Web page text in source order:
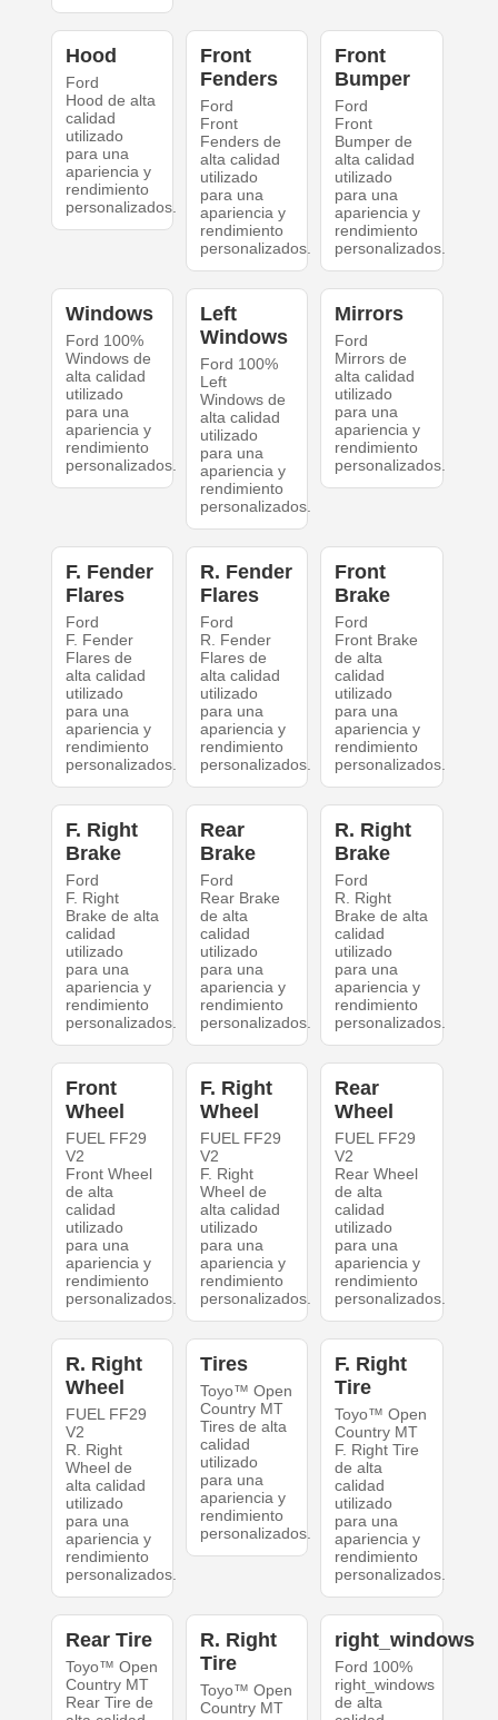
Hood
Ford
Hood de alta
calidad
utilizado
para una
apariencia y
rendimiento
personalizados.
Front
Fenders
Ford
Front
Fenders de
alta calidad
utilizado
para una
apariencia y
rendimiento
personalizados.
Front
Bumper
Ford
Front
Bumper de
alta calidad
utilizado
para una
apariencia y
rendimiento
personalizados.
Windows
Ford 100%
Windows de
alta calidad
utilizado
para una
apariencia y
rendimiento
personalizados.
Left
Windows
Ford 100%
Left
Windows de
alta calidad
utilizado
para una
apariencia y
rendimiento
personalizados.
Mirrors
Ford
Mirrors de
alta calidad
utilizado
para una
apariencia y
rendimiento
personalizados.
F. Fender
Flares
Ford
F. Fender
Flares de
alta calidad
utilizado
para una
apariencia y
rendimiento
personalizados.
R. Fender
Flares
Ford
R. Fender
Flares de
alta calidad
utilizado
para una
apariencia y
rendimiento
personalizados.
Front
Brake
Ford
Front Brake
de alta
calidad
utilizado
para una
apariencia y
rendimiento
personalizados.
F. Right
Brake
Ford
F. Right
Brake de alta
calidad
utilizado
para una
apariencia y
rendimiento
personalizados.
Rear
Brake
Ford
Rear Brake
de alta
calidad
utilizado
para una
apariencia y
rendimiento
personalizados.
R. Right
Brake
Ford
R. Right
Brake de alta
calidad
utilizado
para una
apariencia y
rendimiento
personalizados.
Front
Wheel
FUEL FF29
V2
Front Wheel
de alta
calidad
utilizado
para una
apariencia y
rendimiento
personalizados.
F. Right
Wheel
FUEL FF29
V2
F. Right
Wheel de
alta calidad
utilizado
para una
apariencia y
rendimiento
personalizados.
Rear
Wheel
FUEL FF29
V2
Rear Wheel
de alta
calidad
utilizado
para una
apariencia y
rendimiento
personalizados.
R. Right
Wheel
FUEL FF29
V2
R. Right
Wheel de
alta calidad
utilizado
para una
apariencia y
rendimiento
personalizados.
Tires
Toyo™ Open
Country MT
Tires de alta
calidad
utilizado
para una
apariencia y
rendimiento
personalizados.
F. Right
Tire
Toyo™ Open
Country MT
F. Right Tire
de alta
calidad
utilizado
para una
apariencia y
rendimiento
personalizados.
Rear Tire
Toyo™ Open
Country MT
Rear Tire de
R. Right
Tire
Toyo™ Open
Country MT
right_windows
Ford 100%
right_windows
de alta